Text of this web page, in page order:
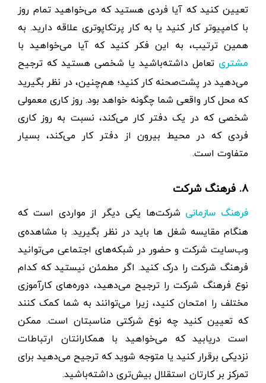
تعیین کنید که آیا فردی هستید که می‌خواهید تمام روز
با کامپیوتر کار کنید یا به کار پرتکاپوتری علاقه دارید. به
همین ترتیب، به این فکر کنید که آیا می‌خواهید با
مشتری تعامل داشته‌باشید یا شخصی هستید که ترجیح
می‌دهید در پشت‌صحنه کار کنید؛ هم‌چنین، در نظر بگیرید
که محل کار واقعی شما چگونه خواهد بود. روز ​​کاری معمولی
شخصی که در یک دفتر کار می‌کند، نسبت به روز کاری
فردی که در محیط بیرون از دفتر کار می‌کند، بسیار
متفاوت است.
۸. فرهنگ شرکت
فرهنگ سازمانی شرکت‌ها یکی دیگر از مواردی است که
هنگام مقایسه شغل ها باید در نظر بگیرید. با مشاهده‌ی
وب‌سایت شرکت و حضور در شبکه‌های اجتماعی می‌توانید
فرهنگ شرکت را درک کنید. اگر مطمئن نیستید که کدام
نوع فرهنگ شرکت را ترجیح می‌دهید، دوره‌‌های کارآموزی
مختلف را امتحان کنید، زیرا می‌توانند به شما کمک کنند
که تعیین کنید چه نوع شرکتی مناسبتان است. ممکن
است دریابید که می‌خواهید با همکارانتان ارتباطات
نزدیکی برقرار کنید یا متوجه شوید که ترجیح می‌دهید برای
تمرکز بر کارتان استقلال بیش‌تری داشته‌‌باشید.